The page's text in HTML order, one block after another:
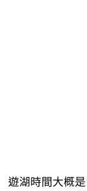
遊湖時間大概